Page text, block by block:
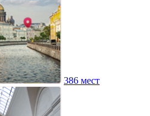
386 мест